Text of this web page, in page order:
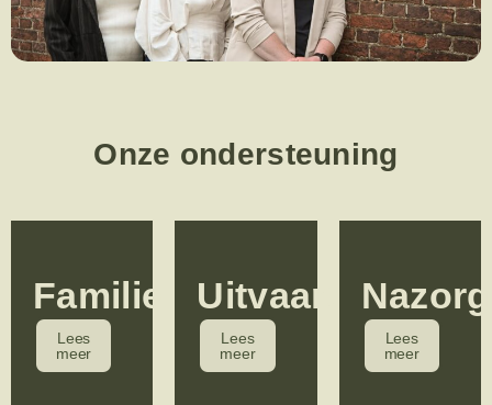
Onze ondersteuning
Familiekamer
Lees
meer
Uitvaart
Lees
meer
Nazorg
Lees
meer